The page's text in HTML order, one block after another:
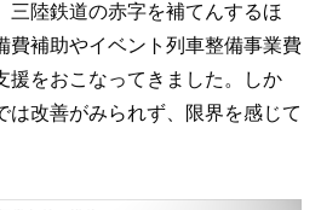
三陸鉄道の赤字を補てんするほ
費補助やイベント列車整備事業費
援をおこなってきました。しか
は改善がみられず、限界を感じて